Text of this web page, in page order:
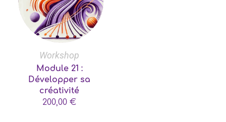
Workshop
Module 21 :
Développer sa
créativité
200,00€